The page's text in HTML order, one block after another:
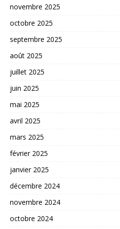
novembre 2025
octobre 2025
septembre 2025
août 2025
juillet 2025
juin 2025
mai 2025
avril 2025
mars 2025
février 2025
janvier 2025
décembre 2024
novembre 2024
octobre 2024